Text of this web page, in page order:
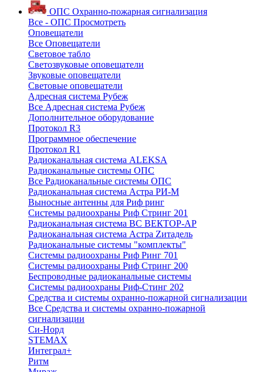
ОПС Охранно-пожарная сигнализация
Все - ОПС Просмотреть
Оповещатели
Все Оповещатели
Световое табло
Светозвуковые оповещатели
Звуковые оповещатели
Световые оповещатели
Адресная система Рубеж
Все Адресная система Рубеж
Дополнительное оборудование
Протокол R3
Программное обеспечение
Протокол R1
Радиоканальная система ALEKSA
Радиоканальные системы ОПС
Все Радиоканальные системы ОПС
Радиоканальная система Астра РИ-М
Выносные антенны для Риф ринг
Системы радиоохраны Риф Стринг 201
Радиоканальная система ВС ВЕКТОР-АР
Радиоканальная система Астра Zитадель
Радиоканальные системы "комплекты"
Системы радиоохраны Риф Ринг 701
Системы радиоохраны Риф Стринг 200
Беспроводные радиоканальные системы
Системы радиоохраны Риф-Стинг 202
Средства и системы охранно-пожарной сигнализации
Все Средства и системы охранно-пожарной
сигнализации
Си-Норд
STEMAX
Интеграл+
Ритм